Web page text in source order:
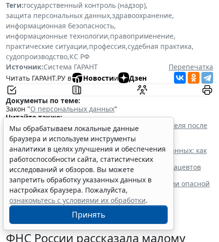
Теги:государственный контроль (надзор),
защита персональных данных,здравоохранение,
информационная безопасность,
информационные технологии,правоприменение,
практические ситуации,профессия,судебная практика,
судопроизводство,КС РФ
Источник:Система ГАРАНТ
Перепечатка
Читать ГАРАНТ.РУ в
Новостии Дзен
Документы по теме:
Закон "О персональных данных"
Читайте также:
Прием на работу: как законно проверить соискателя после
ужесточения ответственности за нарушение
законодательства о персональных данных
Политика конфиденциальности персональных данных: как
составить и где разместить
Новые номенклатуры для медработников и фармацевтов
вступят в силу с осени
Процедуру приостановки или запрета реализации опасной
продукции оптимизируют
ФНС России рассказала малому
Мы обрабатываем локальные данные
браузера и используем инструменты
аналитики в целях улучшения и обеспечения
работоспособности сайта, статистических
исследований и обзоров. Вы можете
запретить обработку указанных данных в
настройках браузера. Пожалуйста,
ознакомьтесь с условиями их обработки.
Принять